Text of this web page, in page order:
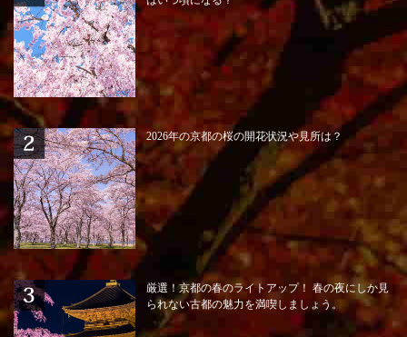
2026年の京都の桜の開花状況や見所は？
厳選！京都の春のライトアップ！ 春の夜にしか見
られない古都の魅力を満喫しましょう。